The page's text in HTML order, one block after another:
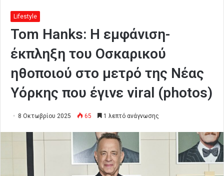
Lifestyle
Tom Hanks: Η εμφάνιση-
έκπληξη του Οσκαρικού
ηθοποιού στο μετρό της Νέας
Υόρκης που έγινε viral (photos)
8 Οκτωβρίου 2025 65 1 λεπτό ανάγνωσης